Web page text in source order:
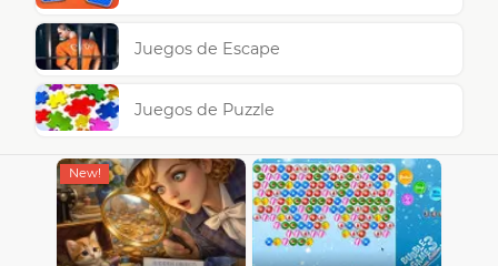
Juegos de Escape
Juegos de Puzzle